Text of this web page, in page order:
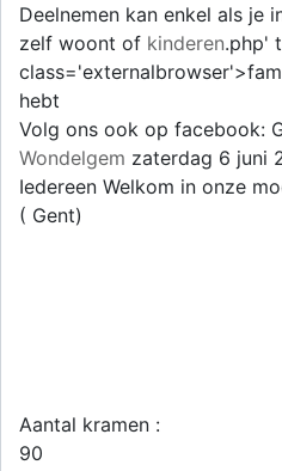
Deelnemen kan enkel als je
zelf woont of kinderen.php'
hebt
Volg ons ook op facebook:
Wondelgem zaterdag 6 juni
Iedereen Welkom in onze
( Gent)
Aantal kramen :
90